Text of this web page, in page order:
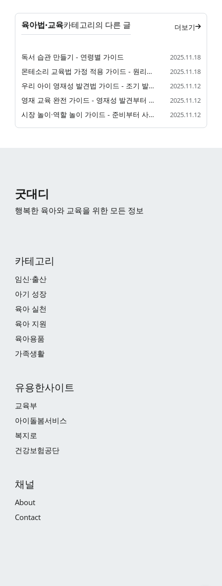
육아법·교육카테고리의 다른 글 더보기
독서 습관 만들기 - 연령별 가이드 2025.11.18
몬테소리 교육법 가정 적용 가이드 - 원리부터 교구 활용까지 2025.11.18
우리 아이 영재성 발견법 가이드 - 조기 발견부터 검사까지 2025.11.12
영재 교육 완전 가이드 - 영재성 발견부터 영재원 준비까지 2025.11.12
시장 놀이·역할 놀이 가이드 - 준비부터 사회성 발달까지 2025.11.12
굿대디
행복한 육아와 교육을 위한 모든 정보
카테고리
임신·출산
아기 성장
육아 실천
육아 지원
육아용품
가족생활
유용한사이트
교육부
아이돌봄서비스
복지로
건강보험공단
채널
About
Contact